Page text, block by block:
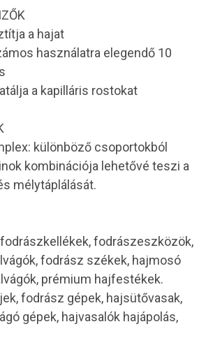
a hajat
használatra elegendő 10
a kapilláris rostokat
különböző csoportokból
kombinációja lehetővé teszi a
mélytáplálását.
fodrászeszközök,
fodrász székek, hajmosó
prémium hajfestékek.
fodrász gépek, hajsütővasak,
gépek, hajvasalók hajápolás,